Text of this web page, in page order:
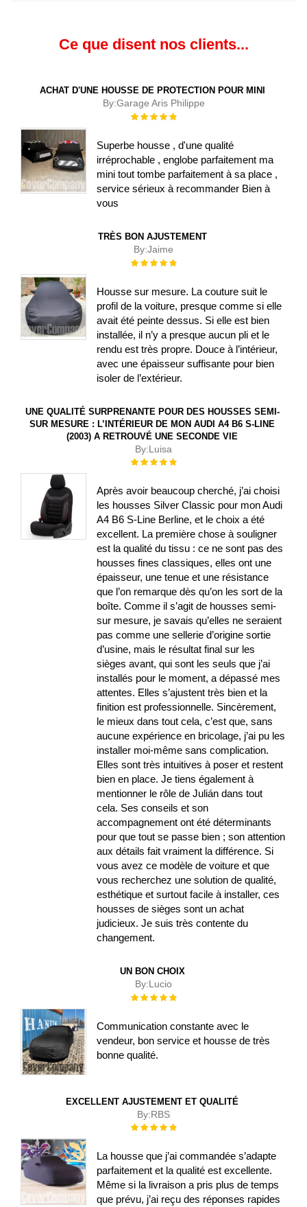
Ce que disent nos clients...
ACHAT D'UNE HOUSSE DE PROTECTION POUR MINI
By:Garage Aris Philippe
Évaluation :
Superbe housse , d'une qualité
irréprochable , englobe parfaitement ma
mini tout tombe parfaitement à sa place ,
service sérieux à recommander Bien à
vous
TRÈS BON AJUSTEMENT
By:Jaime
Évaluation :
Housse sur mesure. La couture suit le
profil de la voiture, presque comme si elle
avait été peinte dessus. Si elle est bien
installée, il n’y a presque aucun pli et le
rendu est très propre. Douce à l’intérieur,
avec une épaisseur suffisante pour bien
isoler de l’extérieur.
UNE QUALITÉ SURPRENANTE POUR DES HOUSSES SEMI-
SUR MESURE : L’INTÉRIEUR DE MON AUDI A4 B6 S-LINE
(2003) A RETROUVÉ UNE SECONDE VIE
By:Luisa
Évaluation :
Après avoir beaucoup cherché, j’ai choisi
les housses Silver Classic pour mon Audi
A4 B6 S-Line Berline, et le choix a été
excellent. La première chose à souligner
est la qualité du tissu : ce ne sont pas des
housses fines classiques, elles ont une
épaisseur, une tenue et une résistance
que l’on remarque dès qu’on les sort de la
boîte. Comme il s’agit de housses semi-
sur mesure, je savais qu’elles ne seraient
pas comme une sellerie d’origine sortie
d’usine, mais le résultat final sur les
sièges avant, qui sont les seuls que j’ai
installés pour le moment, a dépassé mes
attentes. Elles s’ajustent très bien et la
finition est professionnelle. Sincèrement,
le mieux dans tout cela, c’est que, sans
aucune expérience en bricolage, j’ai pu les
installer moi-même sans complication.
Elles sont très intuitives à poser et restent
bien en place. Je tiens également à
mentionner le rôle de Julián dans tout
cela. Ses conseils et son
accompagnement ont été déterminants
pour que tout se passe bien ; son attention
aux détails fait vraiment la différence. Si
vous avez ce modèle de voiture et que
vous recherchez une solution de qualité,
esthétique et surtout facile à installer, ces
housses de sièges sont un achat
judicieux. Je suis très contente du
changement.
UN BON CHOIX
By:Lucio
Évaluation :
Communication constante avec le
vendeur, bon service et housse de très
bonne qualité.
EXCELLENT AJUSTEMENT ET QUALITÉ
By:RBS
Évaluation :
La housse que j’ai commandée s’adapte
parfaitement et la qualité est excellente.
Même si la livraison a pris plus de temps
que prévu, j’ai reçu des réponses rapides